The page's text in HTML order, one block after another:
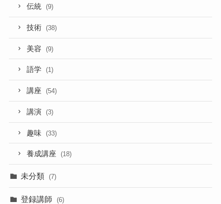
伝統 (9)
技術 (38)
美容 (9)
語学 (1)
講座 (54)
講演 (3)
趣味 (33)
養成講座 (18)
未分類 (7)
登録講師 (6)